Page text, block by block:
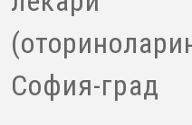
София-град